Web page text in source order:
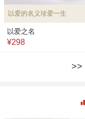
以爱的名义珍爱一生
以爱之名
¥298